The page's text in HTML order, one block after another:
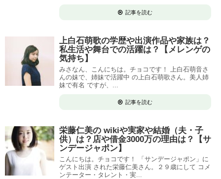
記事を読む
上白石萌歌の学歴や出演作品や家族は？
私生活や舞台での活躍は？【メレンゲの
気持ち】
みさなん、こんにちは。チョコです！ 上白石萌音さ
んの妹で、姉妹で活躍中 の上白石萌歌さん。美人姉
妹で有名 ですが、...
記事を読む
栄藤仁美の wikiや実家や結婚（夫・子
供）は？店や借金3000万の理由は？【サ
ンデージャポン】
こんにちは。チョコです！ 「サンデージャポン」に
ゲスト出演 された栄藤仁美さん。２９歳にして コメ
ンテーター・タレント・実...